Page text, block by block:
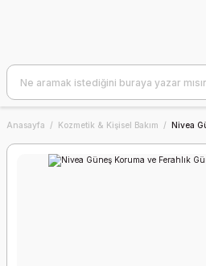
Anasayfa Kozmetik & Kişisel Bakım Nivea